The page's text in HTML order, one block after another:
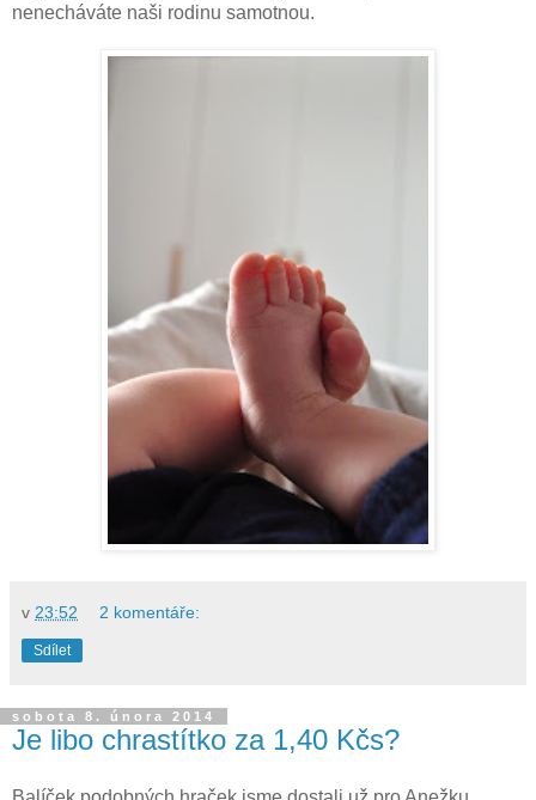
nenecháváte naši rodinu samotnou.
v 23:52 2 komentáře:
Sdílet
sobota 8. února 2014
Je libo chrastítko za 1,40 Kčs?